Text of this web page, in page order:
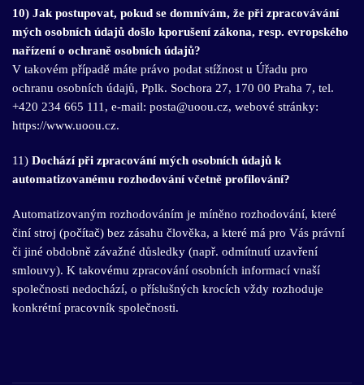
10) Jak postupovat, pokud se domnívám, že při zpracovávání
mých osobních údajů došlo kporušení zákona, resp. evropského
nařízení o ochraně osobních údajů?
V takovém případě máte právo podat stížnost u Úřadu pro
ochranu osobních údajů, Pplk. Sochora 27, 170 00 Praha 7, tel.
+420 234 665 111, e-mail: posta@uoou.cz, webové stránky:
https://www.uoou.cz.
11) Dochází při zpracování mých osobních údajů k
automatizovanému rozhodování včetně profilování?
Automatizovaným rozhodováním je míněno rozhodování, které
činí stroj (počítač) bez zásahu člověka, a které má pro Vás právní
či jiné obdobně závažné důsledky (např. odmítnutí uzavření
smlouvy). K takovému zpracování osobních informací vnaší
společnosti nedochází, o příslušných krocích vždy rozhoduje
konkrétní pracovník společnosti.